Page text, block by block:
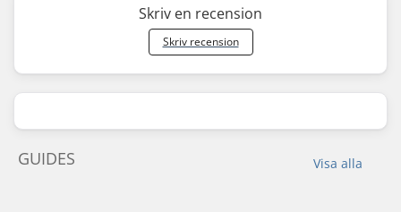
Skriv en recension
Skriv recension
Visa alla
GUIDES